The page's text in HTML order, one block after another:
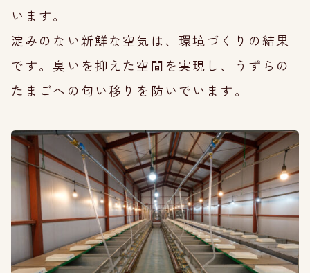
います。
淀みのない新鮮な空気は、環境づくりの結果
です。臭いを抑えた空間を実現し、うずらの
たまごへの匂い移りを防いでいます。